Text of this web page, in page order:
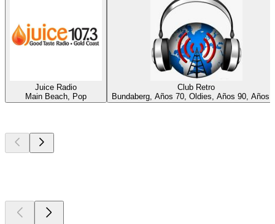
Juice Radio
Main Beach, Pop
Club Retro
Bundaberg, Años 70, Oldies, Años 90, Años